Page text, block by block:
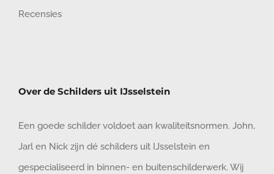
Recensies
Over de Schilders uit IJsselstein
Een goede schilder voldoet aan kwaliteitsnormen. John,
Jarl en Nick zijn dé schilders uit IJsselstein en
gespecialiseerd in binnen- en buitenschilderwerk. Wij